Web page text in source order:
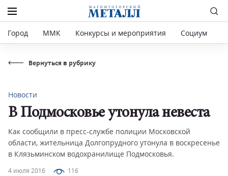
Город ММК Конкурсы и мероприятия Социум
Вернуться в рубрику
4 июля 2016 116
Новости
В Подмосковье утонула невеста
Как сообщили в пресс-службе полиции Московской
области, жительница Долгопрудного утонула в воскресенье
в Клязьминском водохранилище Подмосковья.